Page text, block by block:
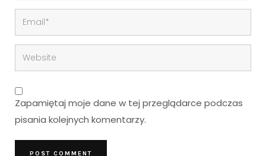
Zapamiętaj moje dane w tej przeglądarce podczas
pisania kolejnych komentarzy.